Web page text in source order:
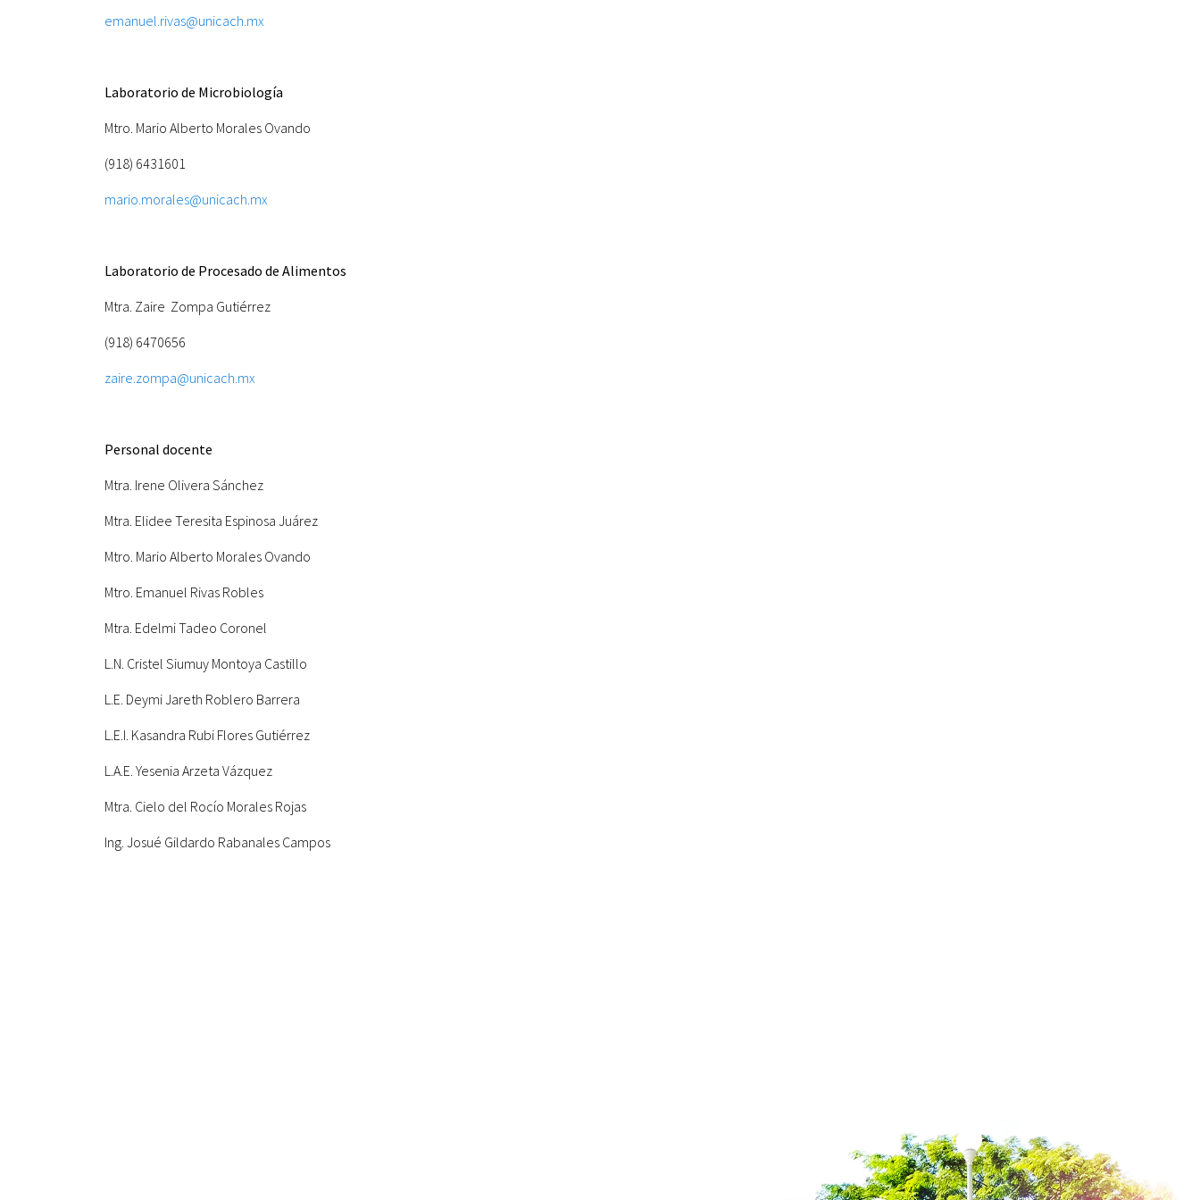
emanuel.rivas@unicach.mx
Laboratorio de Microbiología
Mtro. Mario Alberto Morales Ovando
(918) 6431601
mario.morales@unicach.mx
Laboratorio de Procesado de Alimentos
Mtra. Zaire Zompa Gutiérrez
(918) 6470656
zaire.zompa@unicach.mx
Personal docente
Mtra. Irene Olivera Sánchez
Mtra. Elidee Teresita Espinosa Juárez
Mtro. Mario Alberto Morales Ovando
Mtro. Emanuel Rivas Robles
Mtra. Edelmi Tadeo Coronel
L.N. Cristel Siumuy Montoya Castillo
L.E. Deymi Jareth Roblero Barrera
L.E.I. Kasandra Rubi Flores Gutiérrez
L.A.E. Yesenia Arzeta Vázquez
Mtra. Cielo del Rocío Morales Rojas
Ing. Josué Gildardo Rabanales Campos